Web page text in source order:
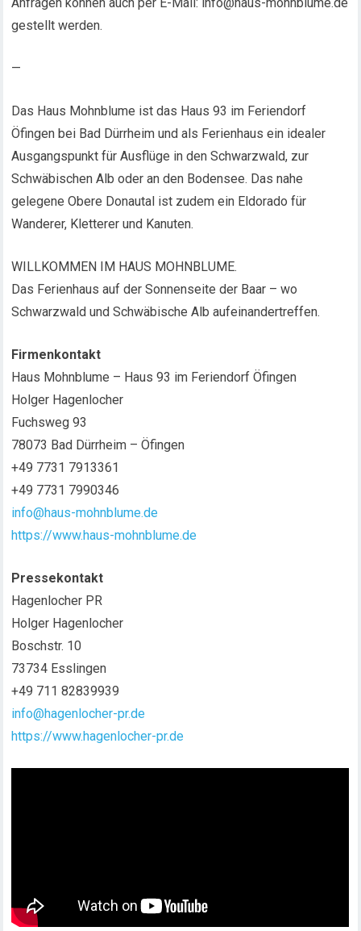
gestellt werden.
—
Das Haus Mohnblume ist das Haus 93 im Feriendorf
Öfingen bei Bad Dürrheim und als Ferienhaus ein idealer
Ausgangspunkt für Ausflüge in den Schwarzwald, zur
Schwäbischen Alb oder an den Bodensee. Das nahe
gelegene Obere Donautal ist zudem ein Eldorado für
Wanderer, Kletterer und Kanuten.
WILLKOMMEN IM HAUS MOHNBLUME.
Das Ferienhaus auf der Sonnenseite der Baar – wo
Schwarzwald und Schwäbische Alb aufeinandertreffen.
Firmenkontakt
Haus Mohnblume – Haus 93 im Feriendorf Öfingen
Holger Hagenlocher
Fuchsweg 93
78073 Bad Dürrheim – Öfingen
+49 7731 7913361
+49 7731 7990346
info@haus-mohnblume.de
https://www.haus-mohnblume.de
Pressekontakt
Hagenlocher PR
Holger Hagenlocher
Boschstr. 10
73734 Esslingen
+49 711 82839939
info@hagenlocher-pr.de
https://www.hagenlocher-pr.de